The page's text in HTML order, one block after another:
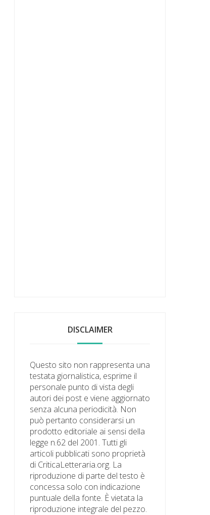
DISCLAIMER
Questo sito non rappresenta una
testata giornalistica, esprime il
personale punto di vista degli
autori dei post e viene aggiornato
senza alcuna periodicità. Non
può pertanto considerarsi un
prodotto editoriale ai sensi della
legge n.62 del 2001. Tutti gli
articoli pubblicati sono proprietà
di CriticaLetteraria.org. La
riproduzione di parte del testo è
concessa solo con indicazione
puntuale della fonte. È vietata la
riproduzione integrale del pezzo.